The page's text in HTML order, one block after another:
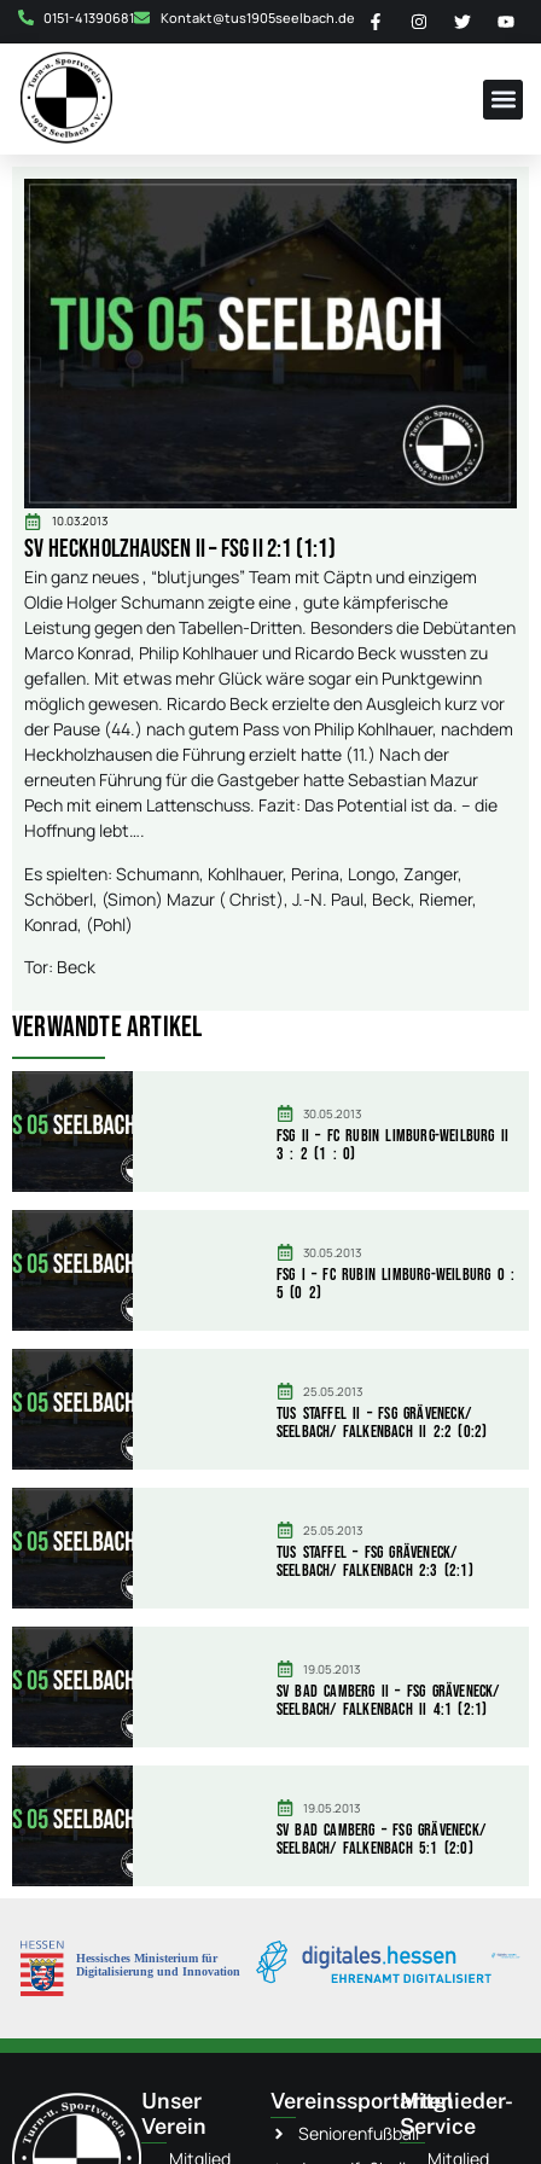
0151-41390681 Kontakt@tus1905seelbach.de
10.03.2013
SV Heckholzhausen II – FSG II 2:1 (1:1)
Ein ganz neues , “blutjunges” Team mit Cäptn und einzigem
Oldie Holger Schumann zeigte eine , gute kämpferische
Leistung gegen den Tabellen-Dritten. Besonders die Debütanten
Marco Konrad, Philip Kohlhauer und Ricardo Beck wussten zu
gefallen. Mit etwas mehr Glück wäre sogar ein Punktgewinn
möglich gewesen. Ricardo Beck erzielte den Ausgleich kurz vor
der Pause (44.) nach gutem Pass von Philip Kohlhauer, nachdem
Heckholzhausen die Führung erzielt hatte (11.) Nach der
erneuten Führung für die Gastgeber hatte Sebastian Mazur
Pech mit einem Lattenschuss. Fazit: Das Potential ist da. – die
Hoffnung lebt….
Es spielten: Schumann, Kohlhauer, Perina, Longo, Zanger,
Schöberl, (Simon) Mazur ( Christ), J.-N. Paul, Beck, Riemer,
Konrad, (Pohl)
Tor: Beck
Verwandte Artikel
30.05.2013
FSG II – FC Rubin Limburg-Weilburg II
3 : 2 (1 : 0)
30.05.2013
FSG I – FC Rubin Limburg-Weilburg 0 :
5 (0 2)
25.05.2013
TuS Staffel II – FSG Gräveneck/
Seelbach/ Falkenbach II 2:2 (0:2)
25.05.2013
TuS Staffel – FSG Gräveneck/
Seelbach/ Falkenbach 2:3 (2:1)
19.05.2013
SV Bad Camberg II – FSG Gräveneck/
Seelbach/ Falkenbach II 4:1 (2:1)
19.05.2013
SV Bad Camberg – FSG Gräveneck/
Seelbach/ Falkenbach 5:1 (2:0)
Unser
Verein
Mitglied
Vereinssportarten
Seniorenfußball
Mitglieder-
Service
Mitglied